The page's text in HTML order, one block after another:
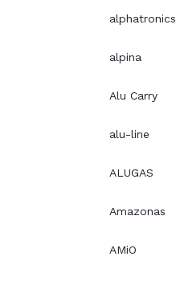
alphatronics
alpina
Alu Carry
alu-line
ALUGAS
Amazonas
AMiO